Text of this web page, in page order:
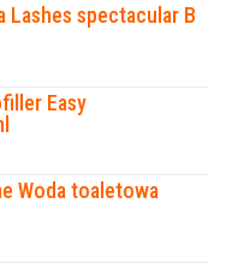
Lashes spectacular B
Easy
Woda toaletowa